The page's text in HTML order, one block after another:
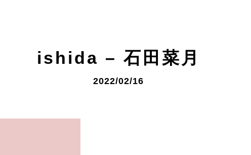
ishida – 石田菜月
2022/02/16